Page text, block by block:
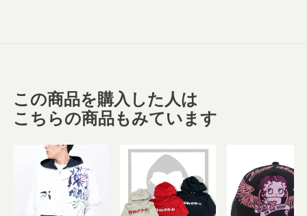
この商品を購入した人は
こちらの商品もみています